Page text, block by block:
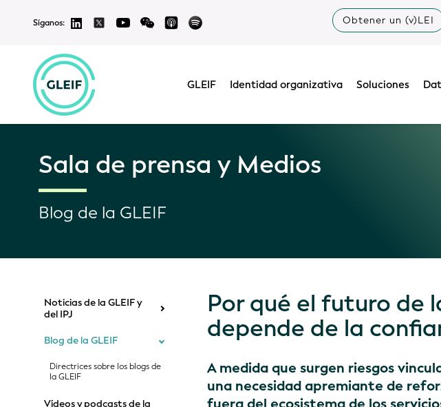
Síganos: Obtener un (v)LEI
GLEIF Identidad organizativa Soluciones
Sala de prensa y Medios
Blog de la GLEIF
Noticias de la GLEIF y
del IPJ
Blog de la GLEIF
Directrices sobre los blogs de
la GLEIF
Vídeos y podcasts de la
Por qué el futuro de
depende de la
A medida que surgen riesgos
una necesidad apremiante de